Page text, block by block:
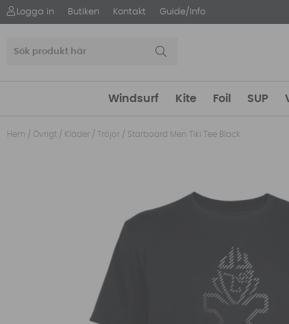
Logga in Butiken Kontakt Guide/Info
Windsurf Kite Foil SUP
Hem / Övrigt / Kläder / Tröjor / Starboard Men Tiki Tee Black